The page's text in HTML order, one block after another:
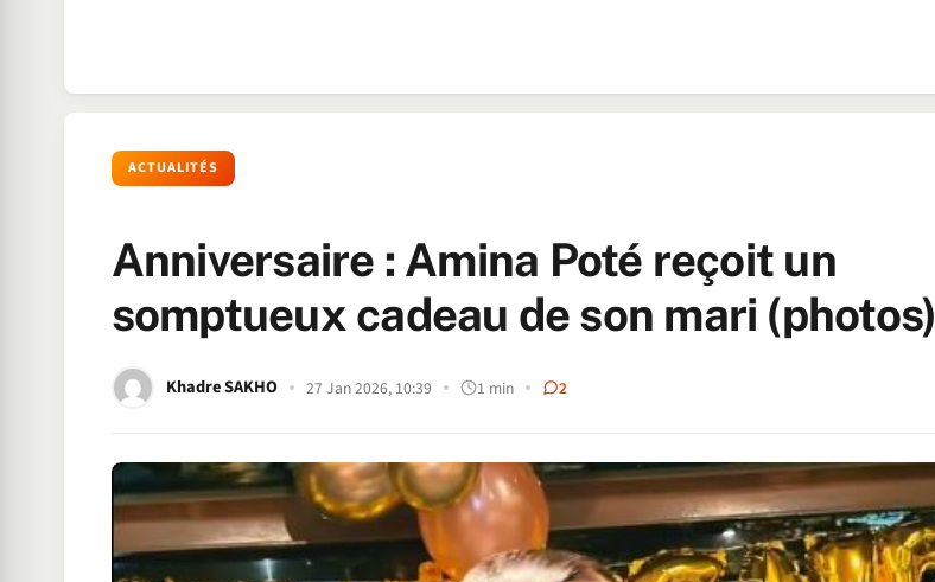
ACTUALITÉS
Anniversaire : Amina Poté reçoit un
somptueux cadeau de son mari (photos)
Khadre SAKHO 27 Jan 2026, 10:39 1 min 2